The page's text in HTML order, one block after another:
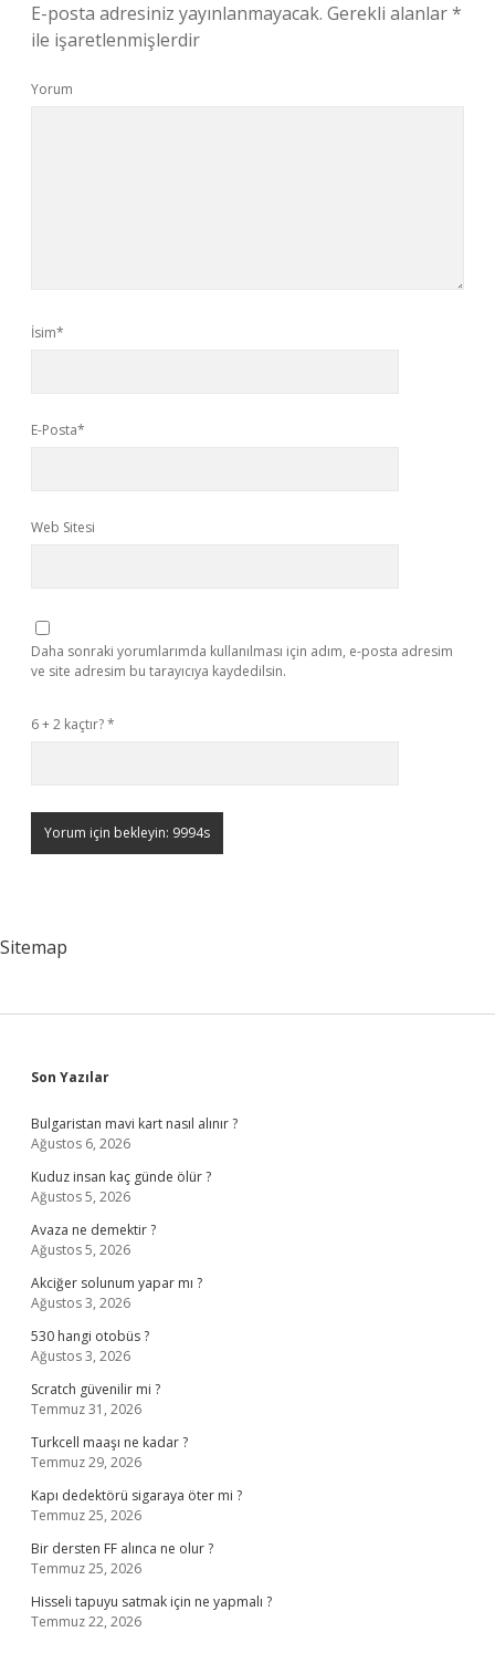
E-posta adresiniz yayınlanmayacak. Gerekli alanlar*
ile işaretlenmişlerdir
Yorum
İsim*
E-Posta*
Web Sitesi
Daha sonraki yorumlarımda kullanılması için adım, e-posta adresim
ve site adresim bu tarayıcıya kaydedilsin.
6 + 2 kaçtır?*
Sitemap
Sidebar
Son Yazılar
Bulgaristan mavi kart nasıl alınır ?
Ağustos 6, 2026
Kuduz insan kaç günde ölür ?
Ağustos 5, 2026
Avaza ne demektir ?
Ağustos 5, 2026
Akciğer solunum yapar mı ?
Ağustos 3, 2026
530 hangi otobüs ?
Ağustos 3, 2026
Scratch güvenilir mi ?
Temmuz 31, 2026
Turkcell maaşı ne kadar ?
Temmuz 29, 2026
Kapı dedektörü sigaraya öter mi ?
Temmuz 25, 2026
Bir dersten FF alınca ne olur ?
Temmuz 25, 2026
Hisseli tapuyu satmak için ne yapmalı ?
Temmuz 22, 2026